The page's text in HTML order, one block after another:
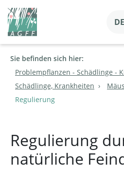
Sie befinden sich hier:
Problempflanzen - Schädlinge -
Schädlinge, Krankheiten
Regulierung
Regulierung
natürliche